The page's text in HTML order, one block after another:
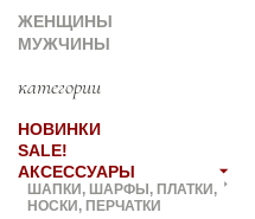
ЖЕНЩИНЫ
МУЖЧИНЫ
категории
НОВИНКИ
SALE!
АКСЕССУАРЫ
ШАПКИ, ШАРФЫ, ПЛАТКИ,
НОСКИ, ПЕРЧАТКИ